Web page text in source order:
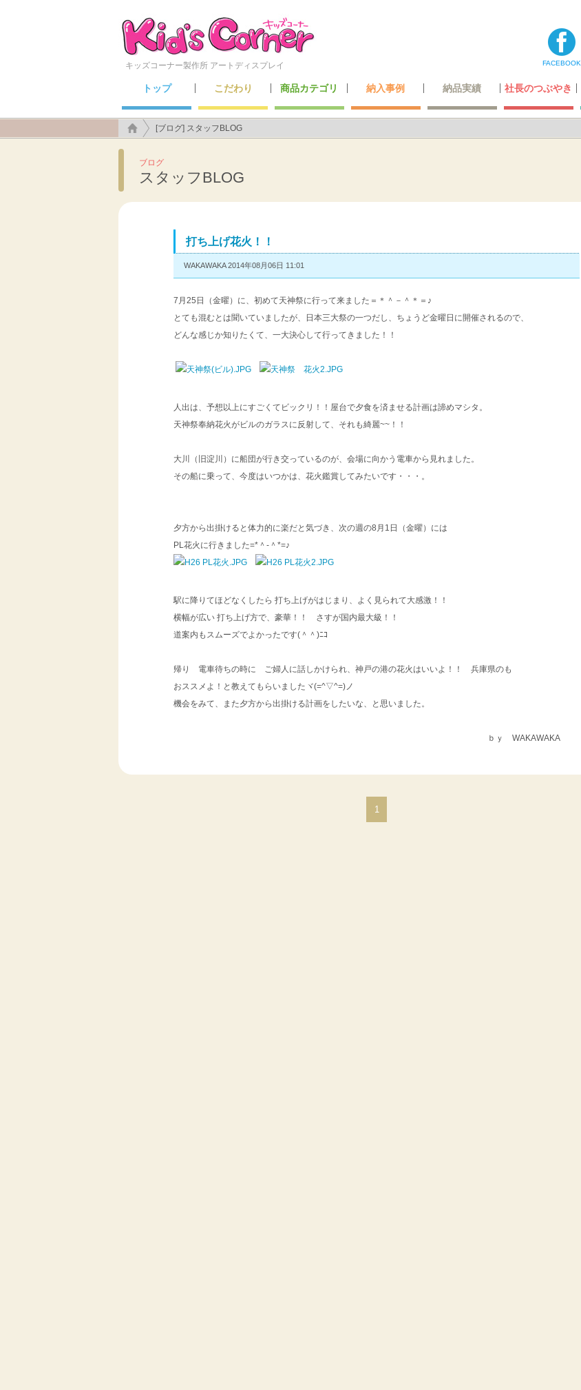
キッズコーナー製作所 アートディスプレイ FACEBOOK
トップ こだわり
アートディスプレイのこだわり
こんなところにも施工できます！
商品カテゴリ 納入事例 納品実績 社長のつぶやき
[ブログ] スタッフBLOG
ブログ
スタッフBLOG
打ち上げ花火！！
WAKAWAKA 2014年08月06日 11:01
7月25日（金曜）に、初めて天神祭に行って来ました＝＊＾－＾＊＝♪
とても混むとは聞いていましたが、日本三大祭の一つだし、ちょうど金曜日に開催されるので、
どんな感じか知りたくて、一大決心して行ってきました！！
人出は、予想以上にすごくてビックリ！！屋台で夕食を済ませる計画は諦めマシタ。
天神祭奉納花火がビルのガラスに反射して、それも綺麗~~！！
大川（旧淀川）に船団が行き交っているのが、会場に向かう電車から見れました。
その船に乗って、今度はいつかは、花火鑑賞してみたいです・・・。
夕方から出掛けると体力的に楽だと気づき、次の週の8月1日（金曜）には
PL花火に行きました=*＾-＾*=♪
駅に降りてほどなくしたら 打ち上げがはじまり、よく見られて大感激！！
横幅が広い 打ち上げ方で、豪華！！ さすが国内最大級！！
道案内もスムーズでよかったです(＾＾)ﾆｺ
帰り 電車待ちの時に ご婦人に話しかけられ、神戸の港の花火はいいよ！！ 兵庫県のも
おススメよ！と教えてもらいましたヾ(=^▽^=)ノ
機会をみて、また夕方から出掛ける計画をしたいな、と思いました。
ｂｙ WAKAWAKA
1